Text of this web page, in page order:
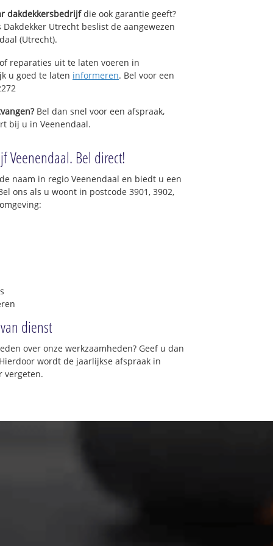
dakdekkersbedrijfdie ook garantie geeft?
Utrecht beslist de aangewezen
(Utrecht).
reparaties uit te laten voeren in
u goed te laten informeren. Bel voor een
Bel dan snel voor een afspraak,
bij u in Veenendaal.
Veenendaal. Bel direct!
naam in regio Veenendaal en biedt u een
ons als u woont in postcode 3901, 3902,
dienst
over onze werkzaamheden? Geef u dan
wordt de jaarlijkse afspraak in
vergeten.